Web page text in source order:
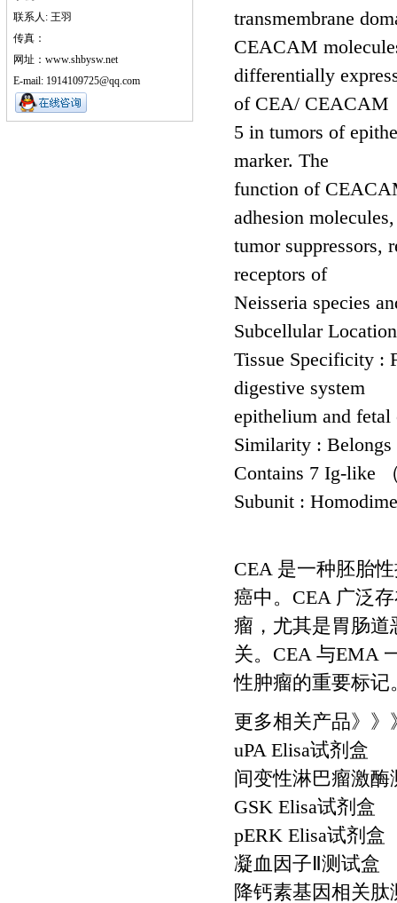
联系人: 王羽
传真：
网址：www.shbysw.net
E-mail: 1914109725@qq.com
transmembrane
CEACAM
differentially
of CEA/ CEACAM
5 in tumors of
marker. The
function of
adhesion molecules,
tumor suppressors,
receptors of
Neisseria species
Subcellular
Tissue Specificity :
digestive system
epithelium and fetal
Similarity :
Contains 7 Ig-like
Subunit :
CEA 是一种胚胎
癌中。CEA 广泛
瘤，尤其是胃肠道
关。CEA 与EMA
性肿瘤的重要标记
更多相关产品》》
uPA Elisa试剂盒
间变性淋巴瘤激酶
GSK Elisa试剂盒
pERK Elisa试剂盒
凝血因子Ⅱ测试盒
降钙素基因相关肽